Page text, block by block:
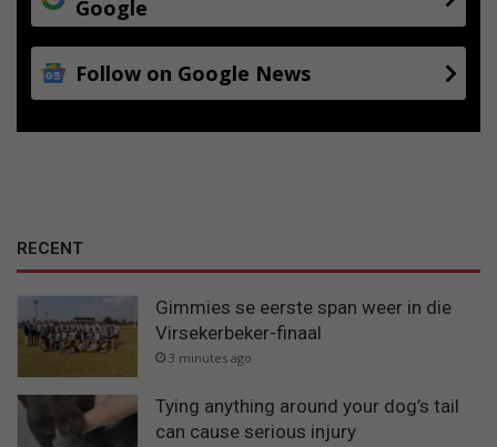
Google
Follow on Google News
RECENT
Gimmies se eerste span weer in die
Virsekerbeker-finaal
3 minutes ago
Tying anything around your dog’s tail
can cause serious injury